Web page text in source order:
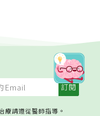
療請遵從醫師指導。